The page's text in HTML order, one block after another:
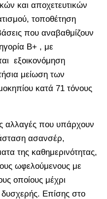
και αποχετευτικών
τοποθέτηση
που αναβαθμίζουν
Β+ , με
εξοικονόμηση
μείωση των
κατά 71 τόνους
αλλαγές που υπάρχουν
ασανσέρ,
της καθημερινότητας,
ωφελούμενους με
οποίους μέχρι
Επίσης στο